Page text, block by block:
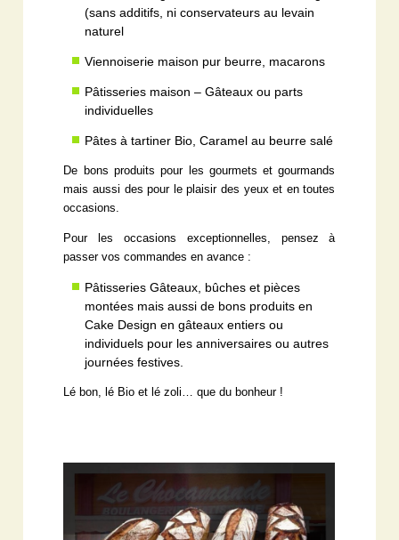
(sans additifs, ni conservateurs au levain
naturel
Viennoiserie maison pur beurre, macarons
Pâtisseries maison – Gâteaux ou parts
individuelles
Pâtes à tartiner Bio, Caramel au beurre salé
De bons produits pour les gourmets et gourmands
mais aussi des pour le plaisir des yeux et en toutes
occasions.
Pour les occasions exceptionnelles, pensez à
passer vos commandes en avance :
Pâtisseries Gâteaux, bûches et pièces
montées mais aussi de bons produits en
Cake Design en gâteaux entiers ou
individuels pour les anniversaires ou autres
journées festives.
Lé bon, lé Bio et lé zoli… que du bonheur !